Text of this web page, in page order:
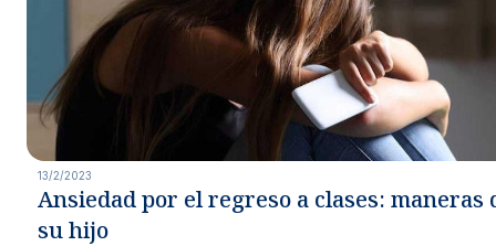
13/2/2023
Ansiedad por el regreso a clases: maneras
su hijo